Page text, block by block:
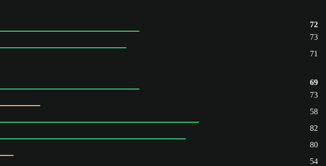
72
73
71
69
73
58
82
80
54